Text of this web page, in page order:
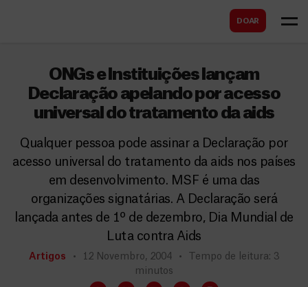
DOAR
r
ONGs e Instituições lançam
Declaração apelando por acesso
universal do tratamento da aids
Qualquer pessoa pode assinar a Declaração por
acesso universal do tratamento da aids nos países
em desenvolvimento. MSF é uma das
organizações signatárias. A Declaração será
lançada antes de 1º de dezembro, Dia Mundial de
Luta contra Aids
Artigos 12 Novembro, 2004
Tempo de leitura: 3
minutos
c
a
r